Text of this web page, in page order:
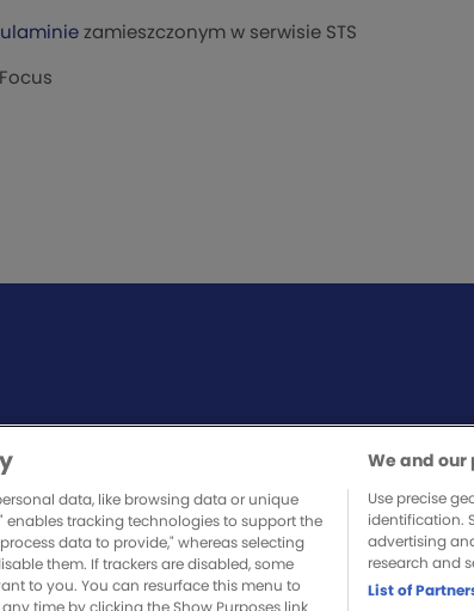
zamieszczonym w serwisie STS
to, czy będzie bezpieczna, musisz zadbać sam, obstawiając
jakie może nieść ze sobą.
data, like browsing data or unique
enables tracking technologies to support the
data to provide," whereas selecting
them. If trackers are disabled, some
to you. You can resurface this menu to
time by clicking the Show Purposes link
We and
Use precise
identification.
advertising
research and
List of